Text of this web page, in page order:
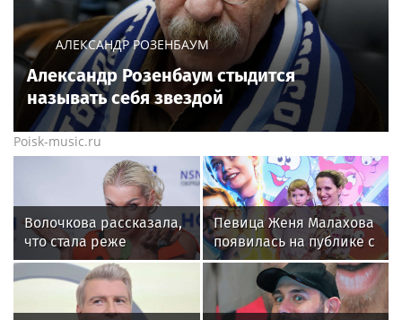
АЛЕКСАНДР РОЗЕНБАУМ
Александр Розенбаум стыдится
называть себя звездой
Poisk-music.ru
Волочкова рассказала,
что стала реже
показывать шпагаты
из-за операции на ноге
Певица Женя Малахова
появилась на публике с
дочерью